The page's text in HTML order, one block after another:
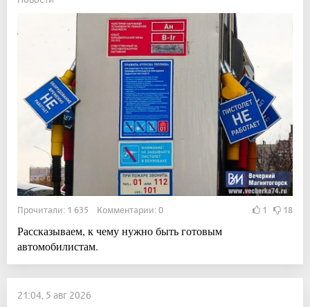
Прочитали: 1 635 Комментарии: 0 1 18
Рассказываем, к чему нужно быть готовым
автомобилистам.
21:04, 5 авг 2026